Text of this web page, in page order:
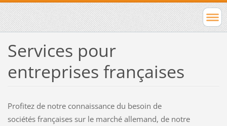
Services pour
entreprises françaises
Profitez de notre connaissance du besoin de
sociétés françaises sur le marché allemand, de notre